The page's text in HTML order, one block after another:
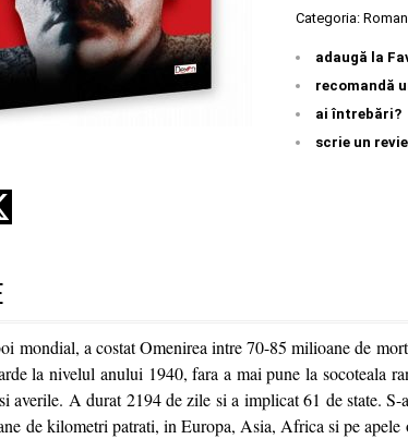
Categoria:
adaugă la
recomandă
ai întrebări?
scrie un
mondial, a costat Omenirea intre 70-85 milioane de
la nivelul anului 1940, fara a mai pune la socoteala
averile. A durat 2194 de zile si a implicat 61 de state. S-
de kilometri patrati, in Europa, Asia, Africa si pe